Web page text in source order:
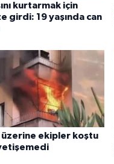
kurtarmak için
girdi: 19 yaşında can
üzerine ekipler koştu